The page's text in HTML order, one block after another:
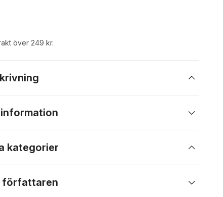
över 249 kr.
kategorier
författaren